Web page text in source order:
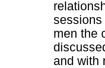
men the
and with